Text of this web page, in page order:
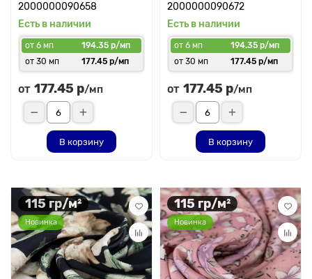
2000000090658
Есть в наличии
от 6 мп
194.35 р/мп
от 30 мп
177.45 р/мп
от 177.45 р/мп
В корзину
2000000090672
Есть в наличии
от 6 мп
194.35 р/мп
от 30 мп
177.45 р/мп
от 177.45 р/мп
В корзину
115 гр/м²
Новинка
115 гр/м²
Новинка